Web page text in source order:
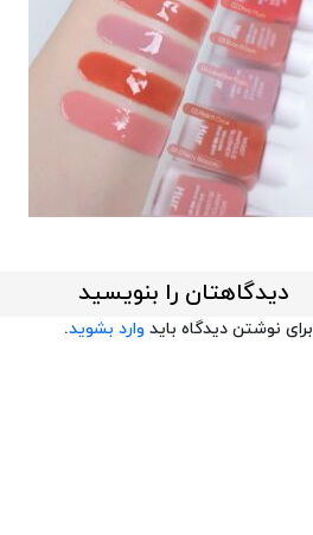
دیدگاهتان را بنویسید
برای نوشتن دیدگاه باید وارد بشوید.